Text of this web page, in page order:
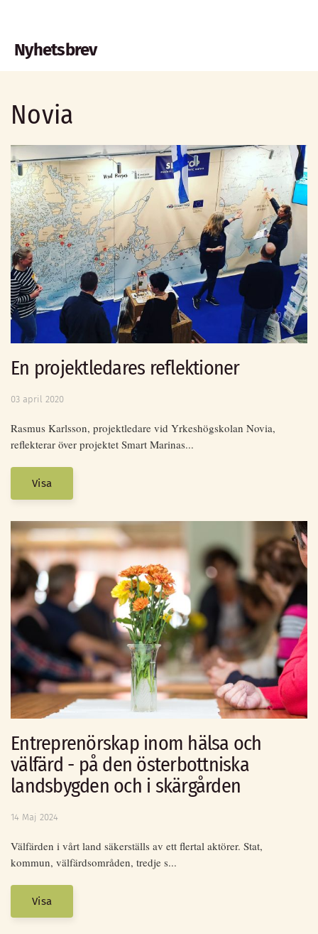
Nyhetsbrev
Novia
En projektledares reflektioner
03 april 2020
Rasmus Karlsson, projektledare vid Yrkeshögskolan Novia,
reflekterar över projektet Smart Marinas...
Visa
Entreprenörskap inom hälsa och
välfärd - på den österbottniska
landsbygden och i skärgården
14 Maj 2024
Välfärden i vårt land säkerställs av ett flertal aktörer. Stat,
kommun, välfärdsområden, tredje s...
Visa